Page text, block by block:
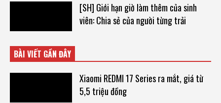
[SH] Giới hạn giờ làm thêm của sinh
viên: Chia sẻ của người từng trải
BÀI VIẾT GẦN ĐÂY
Xiaomi REDMI 17 Series ra mắt, giá từ
5,5 triệu đồng